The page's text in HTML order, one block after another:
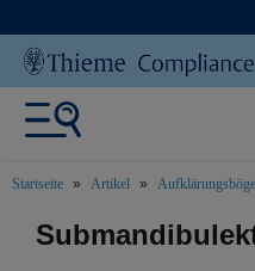
Startseite Artikel
text.skipToContent
text.skipToNavigation